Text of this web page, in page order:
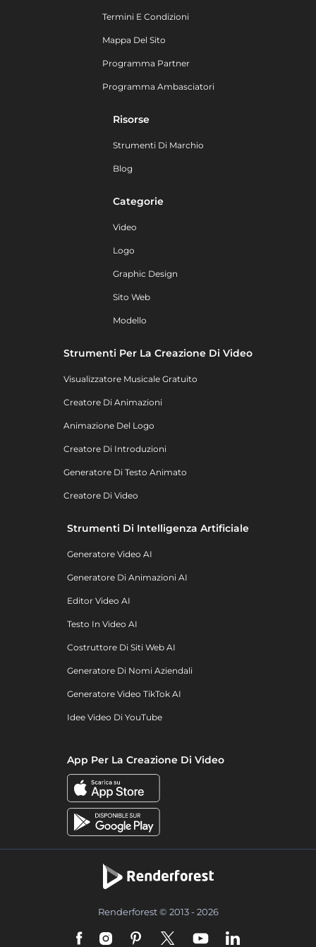
Termini E Condizioni
Mappa Del Sito
Programma Partner
Programma Ambasciatori
Risorse
Strumenti Di Marchio
Blog
Categorie
Video
Logo
Graphic Design
Sito Web
Modello
Strumenti Per La Creazione Di Video
Visualizzatore Musicale Gratuito
Creatore Di Animazioni
Animazione Del Logo
Creatore Di Introduzioni
Generatore Di Testo Animato
Creatore Di Video
Strumenti Di Intelligenza Artificiale
Generatore Video AI
Generatore Di Animazioni AI
Editor Video AI
Testo In Video AI
Costruttore Di Siti Web AI
Generatore Di Nomi Aziendali
Generatore Video TikTok AI
Idee Video Di YouTube
App Per La Creazione Di Video
Renderforest © 2013 - 2026